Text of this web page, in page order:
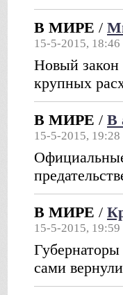
В МИРЕ /
15-5-2015, 18:46
Новый закон
крупных
В МИРЕ / В
15-5-2015, 19:28
В МИРЕ /
15-5-2015, 19:59
сами